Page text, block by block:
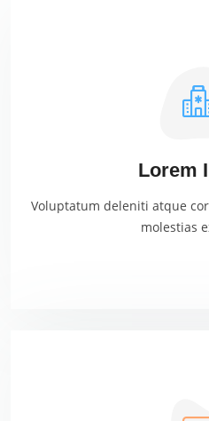
Lorem
Voluptatum deleniti atque
molestias